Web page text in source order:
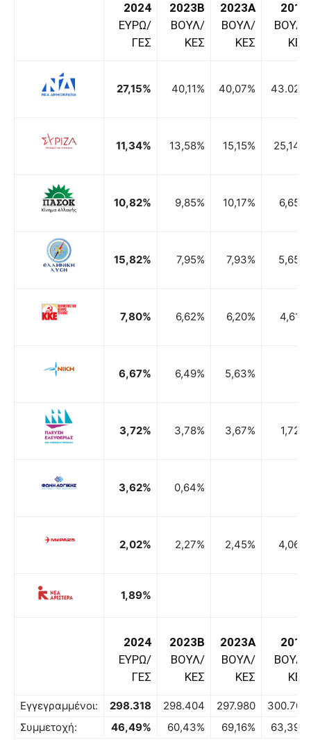
2024
ΕΥΡΩ/
ΓΕΣ
2023B
ΒΟΥΛ/
ΚΕΣ
2023A
ΒΟΥΛ/
ΚΕΣ
2019
ΒΟΥΛ/
ΚΕΣ
27,15% 40,11% 40,07% 43.02%
11,34% 13,58% 15,15% 25,14%
10,82% 9,85% 10,17% 6,65%
15,82% 7,95% 7,93% 5,65%
7,80% 6,62% 6,20% 4,61%
6,67% 6,49% 5,63%
3,72% 3,78% 3,67% 1,72%
3,62% 0,64%
2,02% 2,27% 2,45% 4,06%
1,89%
2024
ΕΥΡΩ/
ΓΕΣ
2023B
ΒΟΥΛ/
ΚΕΣ
2023A
ΒΟΥΛ/
ΚΕΣ
2019
ΒΟΥΛ/
ΚΕΣ
Εγγεγραμμένοι: 298.318 298.404 297.980
300.706
Συμμετοχή:
46,49% 60,43% 69,16% 63,39%